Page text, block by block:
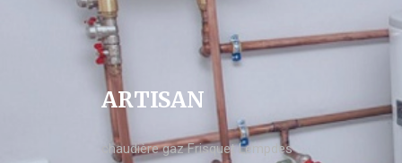
ARTISAN
chaudière gaz Frisquet Lempdes